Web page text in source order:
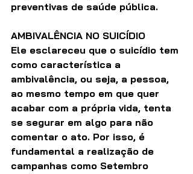
preventivas de saúde pública.
AMBIVALÊNCIA NO SUICÍDIO
Ele esclareceu que o suicídio tem
como característica a
ambivalência, ou seja, a pessoa,
ao mesmo tempo em que quer
acabar com a própria vida, tenta
se segurar em algo para não
comentar o ato. Por isso, é
fundamental a realização de
campanhas como Setembro